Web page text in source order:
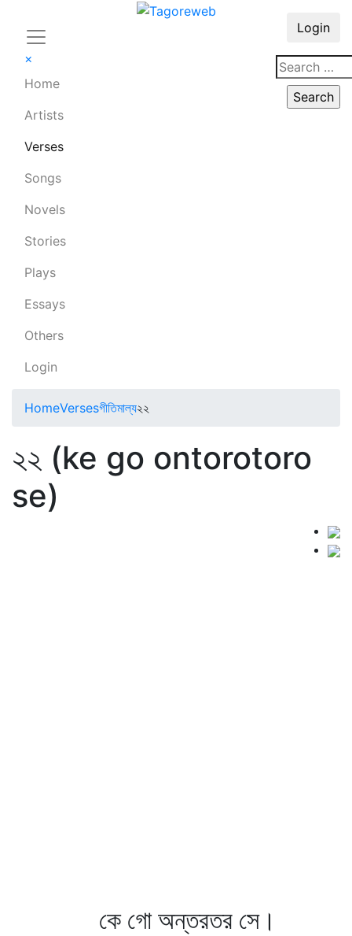
×
Home
Artists
Verses
Songs
Novels
Stories
Plays
Essays
Others
Login
Login
HomeVersesগীতিমাল্য২২
২২ (ke go ontorotoro
se)
কে গো অন্তরতর সে।